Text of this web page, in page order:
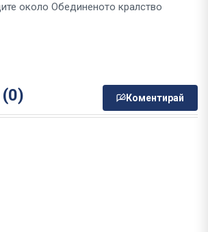
около Обединеното кралство
Коментирай